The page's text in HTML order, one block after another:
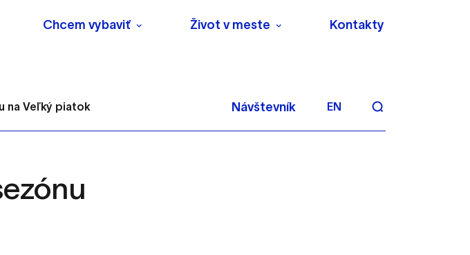
Chcem vybaviť Život v meste Kontakty
na Veľký piatok Návštevník EN
ukladať informácie o vašej aktivite a preferenciách.